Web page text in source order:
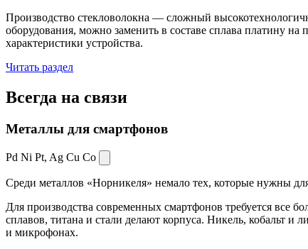
Производство стекловолокна — сложный
оборудования, можно заменить в составе сплава платину на
характеристики устройства.
Читать раздел
Всегда на связи
Металлы для смартфонов
Pd Ni Pt, Ag Cu Co
Среди металлов «Норникеля» немало тех, которые нужны
Для производства современных смартфонов требуется все
сплавов, титана и стали делают корпуса. Никель, кобальт
и микрофонах.